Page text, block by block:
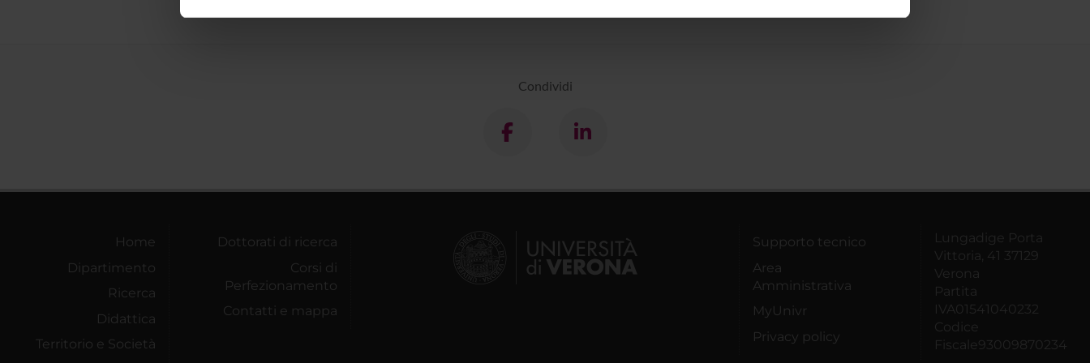
Condividi
Home
Dipartimento
Ricerca
Didattica
Territorio e Società
Dottorati di ricerca
Corsi di
Perfezionamento
Contatti e mappa
Supporto tecnico
Area
Amministrativa
MyUnivr
Privacy policy
Lungadige Porta
Vittoria, 41 37129
Verona
Partita
IVA01541040232
Codice
Fiscale93009870234